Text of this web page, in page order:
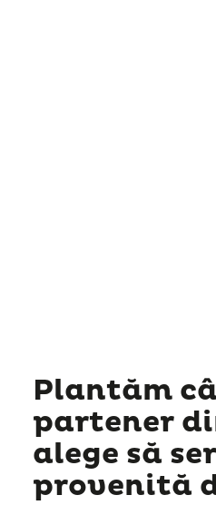
Plantăm
partener
alege să
provenită